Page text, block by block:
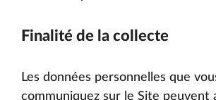
Finalité de la collecte
Les données personnelles que
communiquez sur le Site peuvent